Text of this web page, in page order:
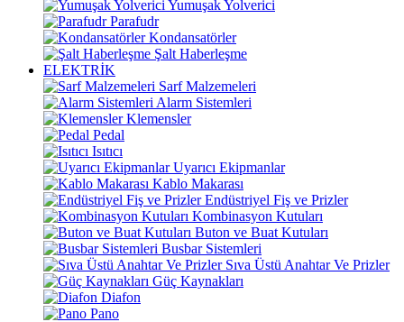
Yumuşak Yolverici
Parafudr
Kondansatörler
Şalt Haberleşme
ELEKTRİK
Sarf Malzemeleri
Alarm Sistemleri
Klemensler
Pedal
Isıtıcı
Uyarıcı Ekipmanlar
Kablo Makarası
Endüstriyel Fiş ve Prizler
Kombinasyon Kutuları
Buton ve Buat Kutuları
Busbar Sistemleri
Sıva Üstü Anahtar Ve Prizler
Güç Kaynakları
Diafon
Pano